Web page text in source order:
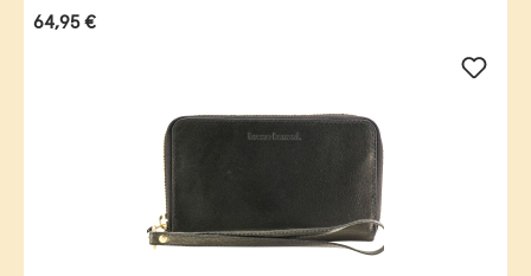
Regulärer Preis:
64,95 €